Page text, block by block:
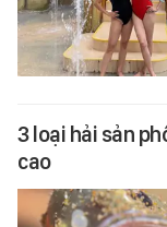
3 loại hải sản
cao